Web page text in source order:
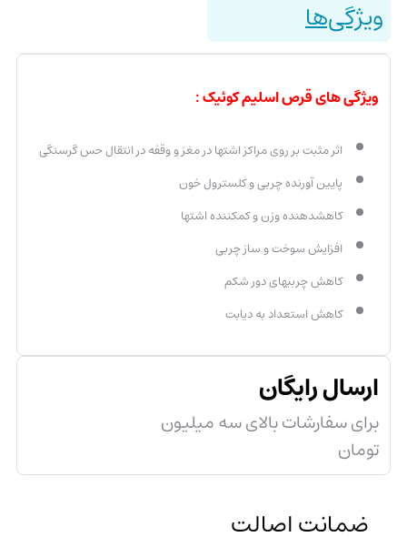
ویژگی‌ها
ویژگی های قرص اسلیم کوئیک :
اثر مثبت بر روی مراکز اشتها در مغز و وقفه در انتقال حس گرسنگی
پایین آورنده چربی و کلسترول خون
کاهش‎دهنده وزن و کم‎کننده اشتها
افزایش سوخت و ساز چربی
کاهش چربی‎های دور شکم
کاهش استعداد به دیابت
ارسال رایگان
برای سفارشات بالای سه میلیون
تومان
ضمانت اصالت